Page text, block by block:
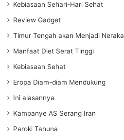
Kebiasaan Sehari-Hari Sehat
Review Gadget
Timur Tengah akan Menjadi Neraka
Manfaat Diet Serat Tinggi
Kebiasaan Sehat
Eropa Diam-diam Mendukung
Ini alasannya
Kampanye AS Serang Iran
Paroki Tahuna